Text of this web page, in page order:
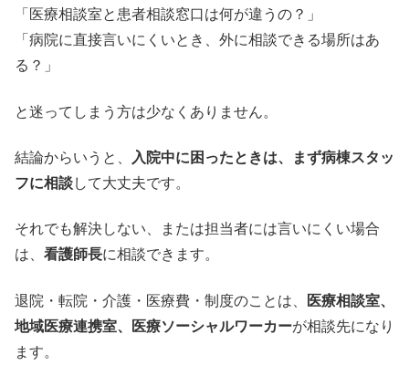
「医療相談室と患者相談窓口は何が違うの？」
「病院に直接言いにくいとき、外に相談できる場所はあ
る？」
と迷ってしまう方は少なくありません。
結論からいうと、
入院中に困ったときは、まず病棟スタッ
フに相談して大丈夫です。
それでも解決しない、または担当者には言いにくい場合
は、 看護師長に相談できます。
退院・転院・介護・医療費・制度のことは、
医療相談室、
地域医療連携室、医療ソーシャルワーカーが相談先になり
ます。